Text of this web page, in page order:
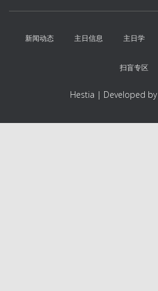
新闻动态 主日信息 主日学
扫盲专区
Hestia | Developed by